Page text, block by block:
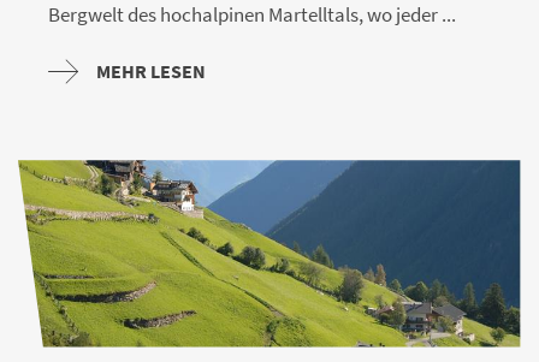
Bergwelt des hochalpinen Martelltals, wo jeder ...
MEHR LESEN